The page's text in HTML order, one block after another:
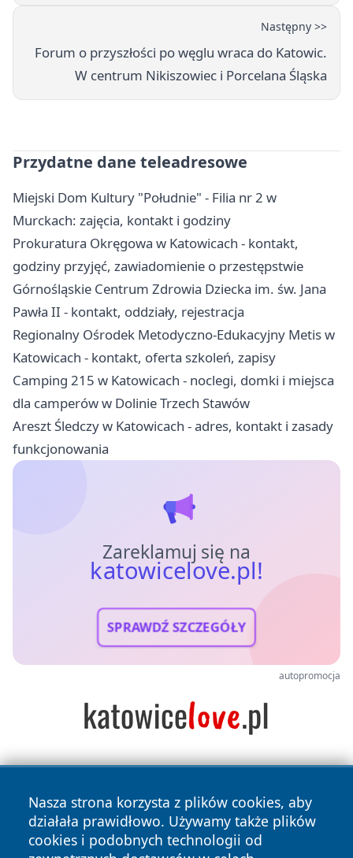
Następny >>
Forum o przyszłości po węglu wraca do Katowic.
W centrum Nikiszowiec i Porcelana Śląska
Przydatne dane teleadresowe
Miejski Dom Kultury "Południe" - Filia nr 2 w
Murckach: zajęcia, kontakt i godziny
Prokuratura Okręgowa w Katowicach - kontakt,
godziny przyjęć, zawiadomienie o przestępstwie
Górnośląskie Centrum Zdrowia Dziecka im. św. Jana
Pawła II - kontakt, oddziały, rejestracja
Regionalny Ośrodek Metodyczno-Edukacyjny Metis w
Katowicach - kontakt, oferta szkoleń, zapisy
Camping 215 w Katowicach - noclegi, domki i miejsca
dla camperów w Dolinie Trzech Stawów
Areszt Śledczy w Katowicach - adres, kontakt i zasady
funkcjonowania
Zareklamuj się na
katowicelove.pl!
SPRAWDŹ SZCZEGÓŁY
autopromocja
Nasza strona korzysta z plików cookies, aby
działała prawidłowo. Używamy także plików
cookies i podobnych technologii od